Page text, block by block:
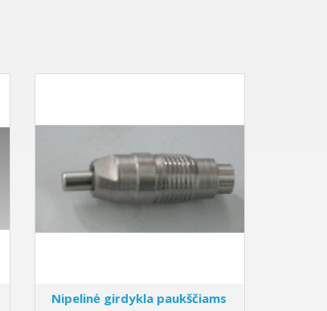
Nipelinė girdykla paukščiams